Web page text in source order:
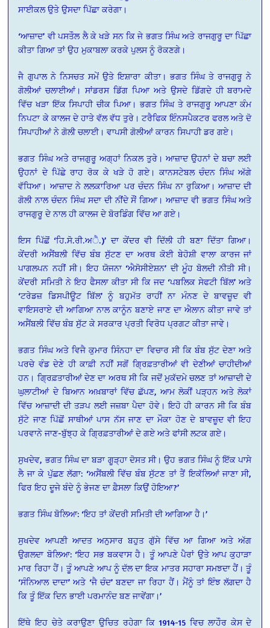
ਸਾਈਕਲ ਉਤੇ ਉਸਦਾ ਪਿੱਛਾ ਕਰੇਗਾ।
‘ਆਜ਼ਾਦ’ ਵੀ ਪਸਤੌਲ ਲੈ ਕੇ ਖੜੇ ਸਨ ਕਿ ਜੇ ਭਗਤ ਸਿੰਘ ਅਤੇ ਰਾਜਗੁਰੂ ਦਾ ਪਿੱਛਾ
ਕੀਤਾ ਗਿਆ ਤਾਂ ਉਹ ਮੁਕਾਬਲਾ ਕਰਕੇ ਪੁਲਸ ਨੂੰ ਰੋਕਣਗੇ।
ਜੈ ਗੁਪਾਲ ਨੇ ਨਿਸਚਤ ਸਮੇਂ ਉਤੇ ਇਸ਼ਾਰਾ ਕੀਤਾ। ਭਗਤ ਸਿੰਘ ਤੇ ਰਾਜਗੁਰੂ ਨੇ
ਗੋਲੀਆਂ ਚਲਾਈਆਂ। ਸਾਂਡਰਸ ਡਿੱਗ ਪਿਆ ਅਤੇ ਉਸਦੇ ਡਿੱਗਦੇ ਹੀ ਬਰਾਮਦੇ
ਵਿੱਚ ਖੜਾ ਇੱਕ ਸਿਪਾਹੀ ਚੀਕ ਪਿਆ। ਭਗਤ ਸਿੰਘ ਤੇ ਰਾਜਗੁਰੂ ਆਪਣਾ ਕੰਮ
ਨਿਪਟਾ ਕੇ ਕਾਲਜ ਦੇ ਹਾਤੇ ਵੱਲ ਵੱਧ ਤੁਰੇ। ਟਰੈਫਿਕ ਇੰਨਸਪੈਕਟਰ ਫਰਲ ਅਤੇ ਦੋ
ਸਿਪਾਹੀਆਂ ਨੇ ਗੋਲੀ ਚਲਾਈ। ਵਾਪਸੀ ਗੋਲੀਆਂ ਕਾਰਨ ਸਿਪਾਹੀ ਡਰ ਗਏ।
ਭਗਤ ਸਿੰਘ ਅਤੇ ਰਾਜਗੁਰੂ ਅਗ੍ਹਾਂ ਨਿਕਲ ਤੁਰੇ। ਆਜ਼ਾਦ ਉਹਨਾਂ ਦੇ ਬਚਾ ਲਈ
ਉਹਨਾਂ ਦੇ ਪਿੱਛੇ ਰਾਹ ਰੋਕ ਕੇ ਖੜੇ ਹੋ ਗਏ। ਕਾਨਸਟੇਬਲ ਚੰਦਨ ਸਿੰਘ ਅੱਗੇ
ਵੱਧਿਆ। ਆਜ਼ਾਦ ਨੇ ਲਲਕਾਰਿਆ ਪਰ ਚੰਦਨ ਸਿੰਘ ਨਾ ਰੁਕਿਆ। ਆਜ਼ਾਦ ਦੀ
ਗੋਲੀ ਨਾਲ ਚੰਦਨ ਸਿੰਘ ਸਦਾ ਦੀ ਨੀਂਦੇ ਸੌਂ ਗਿਆ। ਆਜ਼ਾਦ ਵੀ ਭਗਤ ਸਿੰਘ ਅਤੇ
ਰਾਜਗੁਰੂ ਦੇ ਨਾਲ ਹੀ ਕਾਲਜ ਦੇ ਬੋਰਡਿੰਗ ਵਿੱਚ ਆ ਗਏ।
ਇਸ ਪਿੱਛੋਂ ‘ਹਿ.ਸੋ.ਰੀ.ਅੈ.)’ ਦਾ ਕੇਂਦਰ ਵੀ ਦਿੱਲੀ ਹੀ ਬਣਾ ਦਿੱਤਾ ਗਿਆ।
ਕੇਂਦਰੀ ਅਸੈਂਬਲੀ ਵਿੱਚ ਬੰਬ ਸੁੱਟਣ ਦਾ ਅਰਥ ਕੋਈ ਬੇਹੋਸ਼ੀ ਵਾਲਾ ਕਾਰਜ ਜਾਂ
ਪਾਗਲਪਨ ਨਹੀਂ ਸੀ। ਇਹ ਯੋਜਨਾ ‘ਐਸੋਸੀਏਸ਼ਨ’ ਦੀ ਮੂੰਹ ਬੋਲਦੀ ਨੀਤੀ ਸੀ।
ਕੇਂਦਰੀ ਸਮਿਤੀ ਨੇ ਇਹ ਫੈਸਲਾ ਕੀਤਾ ਸੀ ਕਿ ਜਦ ‘ਪਬਲਿਕ ਸੇਫਟੀ ਬਿੱਲ’ ਅਤੇ
‘ਟਰੇਡਜ਼ ਡਿਸਪੀਊਟ ਬਿੱਲ’ ਨੂੰ ਬਹੁਮੱਤ ਰਾਹੀਂ ਨਾ ਮੰਨਣ ਦੇ ਬਾਵਜ਼ੂਦ ਵੀ
ਵਾਇਸਰਾਏ ਦੀ ਆਗਿਆ ਨਾਲ ਕਾਨੂੰਨ ਬਣਾਏ ਜਾਣ ਦਾ ਐਲਾਨ ਕੀਤਾ ਜਾਵੇ ਤਾਂ
ਅਸੈਂਬਲੀ ਵਿੱਚ ਬੰਬ ਸੁੱਟ ਕੇ ਸਰਕਾਰ ਪ੍ਰਤੀ ਵਿਰੋਧ ਪ੍ਰਗਟ ਕੀਤਾ ਜਾਵੇ।
ਭਗਤ ਸਿੰਘ ਅਤੇ ਵਿਜੈ ਕੁਮਾਰ ਸਿੰਨਹਾ ਦਾ ਵਿਚਾਰ ਸੀ ਕਿ ਬੰਬ ਸੁੱਟ ਦੇਣਾ ਅਤੇ
ਪਰਚੇ ਵੰਡ ਦੇਣੇ ਹੀ ਕਾਫ਼ੀ ਨਹੀਂ ਸਗੋਂ ਗ੍ਰਿਫ਼ਤਾਰੀਆਂ ਵੀ ਦੇਣੀਆਂ ਚਾਹੀਦੀਆਂ
ਹਨ। ਗ੍ਰਿਫ਼ਤਾਰੀਆਂ ਦੇਣ ਦਾ ਅਰਥ ਸੀ ਕਿ ਜਦੋਂ ਮੁਕੱਦਮੇ ਚਲਣ ਤਾਂ ਆਜ਼ਾਦੀ ਦੇ
ਘੁਲਾਟੀਆਂ ਦੇ ਬਿਆਨ ਅਖ਼ਬਾਰਾਂ ਵਿੱਚ ਛੱਪਣ, ਆਮ ਲੋਕੀਂ ਪੜ੍ਹਨ ਅਤੇ ਲੋਕਾਂ
ਵਿੱਚ ਆਜ਼ਾਦੀ ਦੀ ਤੜਪ ਲਈ ਜਜ਼ਬਾ ਪੈਦਾ ਹੋਵੇ। ਇਹੋ ਹੀ ਕਾਰਨ ਸੀ ਕਿ ਬੰਬ
ਸੁੱਟੇ ਜਾਣ ਪਿੱਛੋਂ ਸਾਥੀਆਂ ਪਾਸ ਨੱਸ ਜਾਣ ਦਾ ਮੌਕਾ ਹੋਣ ਦੇ ਬਾਵਜ਼ੂਦ ਵੀ ਇਹ
ਪਰਵਾਨੇ ਜਾਣ-ਬੁੱਝ੍ਹ ਕੇ ਗ੍ਰਿਫ਼ਤਾਰੀਆਂ ਦੇ ਗਏ ਅਤੇ ਫਾਂਸੀ ਲਟਕ ਗਏ।
ਸੁਖਦੇਵ, ਭਗਤ ਸਿੰਘ ਦਾ ਬੜਾ ਗੂੜ੍ਹਾ ਦੋਸਤ ਸੀ। ਉਹ ਭਗਤ ਸਿੰਘ ਨੂੰ ਇੱਕ ਪਾਸੇ
ਲੈ ਜਾ ਕੇ ਪੁੱਛਣ ਲੱਗਾ: ‘ਅਸੈਂਬਲੀ ਵਿੱਚ ਬੰਬ ਸੁੱਟਣ ਤਾਂ ਤੈਂ ਇਕੱਲਿਆਂ ਜਾਣਾ ਸੀ,
ਫਿਰ ਇਹ ਦੂਜੇ ਬੰਦੇ ਨੂੰ ਭੇਜਣ ਦਾ ਫ਼ੈਸਲਾ ਕਿਉਂ ਹੋਇਆ?’
ਭਗਤ ਸਿੰਘ ਬੋਲਿਆ: ‘ਇਹ ਤਾਂ ਕੇਂਦਰੀ ਸਮਿਤੀ ਦੀ ਆਗਿਆ ਹੈ।’
ਸੁਖਦੇਵ ਆਪਣੀ ਆਦਤ ਅਨੁਸਾਰ ਬਹੁਤ ਗੁੱਸੇ ਵਿੱਚ ਆ ਗਿਆ ਅਤੇ ਅੱਗ
ਉਗਲਦਾ ਬੋਲਿਆ: ‘ਇਹ ਸਭ ਬਕਵਾਸ ਹੈ। ਤੂੰ ਆਪਣੇ ਪੈਰਾਂ ਉਤੇ ਆਪ ਕੁਹਾੜਾ
ਮਾਰ ਰਿਹਾ ਹੈਂ। ਤੂੰ ਆਪਣੇ ਆਪ ਨੂੰ ਦੱਲ ਦਾ ਇਕ ਮਾਤਰ ਸਹਾਰਾ ਸਮਝਦਾ ਹੈਂ। ਤੂੰ
‘ਸੰਨਿਆਲ ਦਾਦਾ’ ਅਤੇ ‘ਜੈ ਚੰਦ’ ਬਣਦਾ ਜਾ ਰਿਹਾ ਹੈਂ। ਮੈਂਨੂੰ ਤਾਂ ਇੰਝ ਲੱਗਦਾ ਹੈ
ਕਿ ਤੂੰ ਇੱਕ ਦਿਨ ਭਾਈ ਪਰਮਾਨੰਦ ਬਣ ਜਾਵੇਂਗਾ।’
ਇੱਥੇ ਇਹ ਚੇਤੇ ਕਰਾਉਣਾ ਉਚਿਤ ਰਹੇਗਾ ਕਿ 1914-15 ਵਿਚ ਲਾਹੌਰ ਕੇਸ ਦੇ